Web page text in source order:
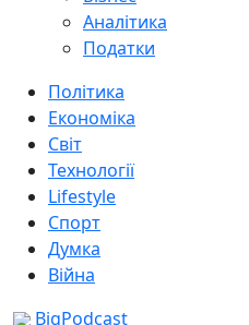
Аналітика
Податки
Політика
Економіка
Світ
Технології
Lifestyle
Спорт
Думка
Війна
BigPodcast